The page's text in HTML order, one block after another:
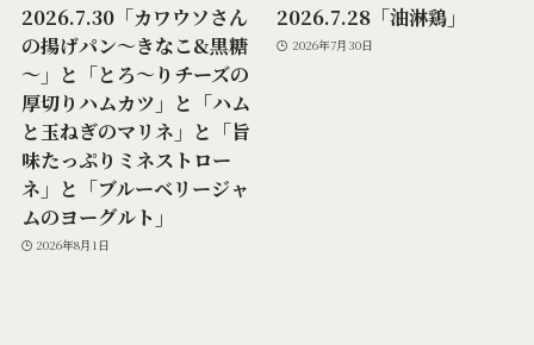
2026.7.30「カワウソさん
の揚げパン～きなこ&黒糖
～」と「とろ～りチーズの
厚切りハムカツ」と「ハム
と玉ねぎのマリネ」と「旨
味たっぷりミネストロー
ネ」と「ブルーベリージャ
ムのヨーグルト」
2026年8月1日
2026.7.28「油淋鶏」
2026年7月30日